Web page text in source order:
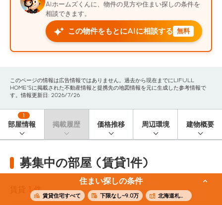
住まい探しの条件
賃貸住宅すべて 下限なし~9.0万 北海道札幌市西区
AIホームズくんに、物件の見方や住まい探しの条件を
相談できます。
この物件をもとにAIに相談する 無料
このページの情報は広告情報ではありません。過去から現在までにLIFULL
HOME'Sに掲載された不動産情報と提携先の地図情報を元に生成した参考情報で
す。情報更新日: 2026/7/26
部屋情報
1
掲載履歴 価格推移 周辺環境 建物概要
募集中の部屋 (賃貸1件)
件